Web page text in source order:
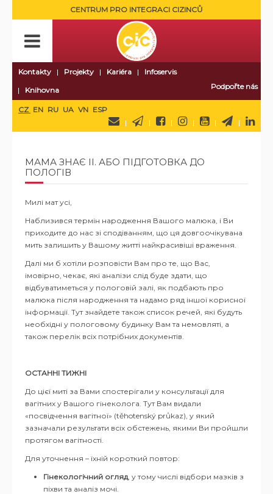
CENTRUM PRO INTEGRACI CIZINCŮ
Kontakty Projekty Kariéra
Infoservis
Knihovna
Podpořte nás
CZ EN RU UA VN ESP
МАМА ЗНАЄ II. АБО ПІДГОТОВКА ДО
ПОЛОГІВ
Милі мат усі,
Наблизився термін народження Вашого малюка, і Ви
приходите до нас зі сподіванням, що ця довгоочікувана
мить залишить у Вашому житті найкрасивіші враження.
Далі ми б хотіли розповісти Вам про те, що Вас,
імовірно, чекає, які аналізи слід буде здати, що
відбуватиметься у пологовій залі, як подбають про
малюка після народження та надамо ряд іншої корисної
інформації. Тут знайдете також список речей, які будуть
необхідні у пологовому будинку Вам та немовляті, а
також перелік всіх потрібних документів.
ОСТАННІ ТИЖНІ
До цієї миті за Вами спостерігали у консультації для
вагітних у Вашого гінеколога. Тут Вам видали
«посвідчення вагітної» (těhotenský průkaz), у який
зазначали результати всіх обстежень, якими Ви пройшли
протягом вагітності.
Для уточнення – їхній короткий повтор:
Гінекологічний огляд, у тому числі відбори мазків з
піхви та аналіз мочі.